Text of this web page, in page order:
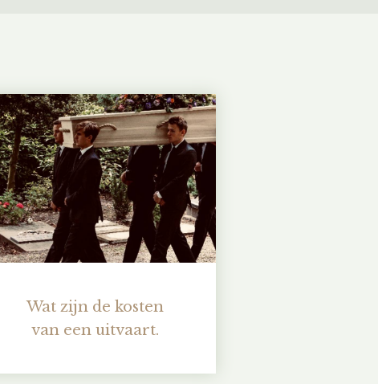
Wat zijn de kosten
van een uitvaart.